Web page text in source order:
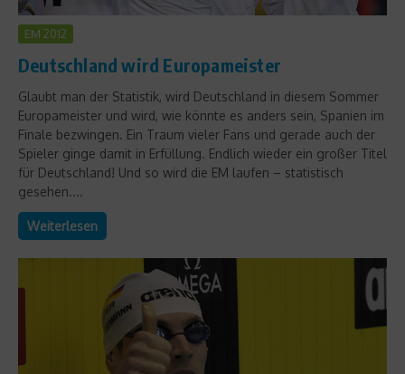
EM 2012
Deutschland wird Europameister
Glaubt man der Statistik, wird Deutschland in diesem Sommer
Europameister und wird, wie könnte es anders sein, Spanien im
Finale bezwingen. Ein Traum vieler Fans und gerade auch der
Spieler ginge damit in Erfüllung. Endlich wieder ein großer Titel
für Deutschland! Und so wird die EM laufen – statistisch
gesehen....
Weiterlesen